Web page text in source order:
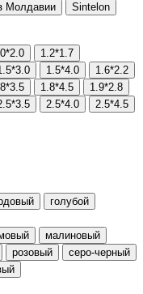
Молдавии Sintelon
1.2*1.7
1.5*4.0
1.6*2.2
1.8*4.5
1.9*2.8
2.5*4.0
2.5*4.5
голубой
малиновый
розовый
серо-черный